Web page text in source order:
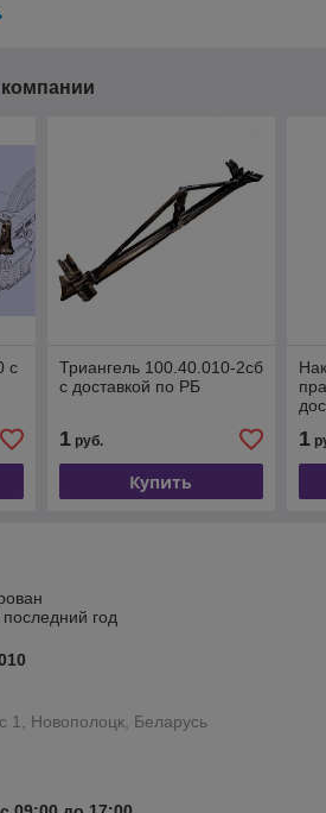
с
Триангель 100.40.010-2сб
с доставкой по РБ
1руб.
Купить
1
год
1, Новополоцк, Беларусь